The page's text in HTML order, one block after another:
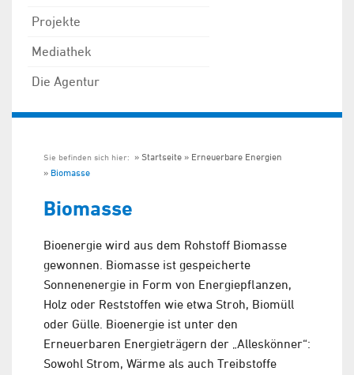
Projekte
Mediathek
Die Agentur
Sie befinden sich hier: Startseite
Erneuerbare Energien
Biomasse
Biomasse
Bioenergie wird aus dem Rohstoff Biomasse
gewonnen. Biomasse ist gespeicherte
Sonnenenergie in Form von Energiepflanzen,
Holz oder Reststoffen wie etwa Stroh, Biomüll
oder Gülle. Bioenergie ist unter den
Erneuerbaren Energieträgern der „Alleskönner“:
Sowohl Strom, Wärme als auch Treibstoffe